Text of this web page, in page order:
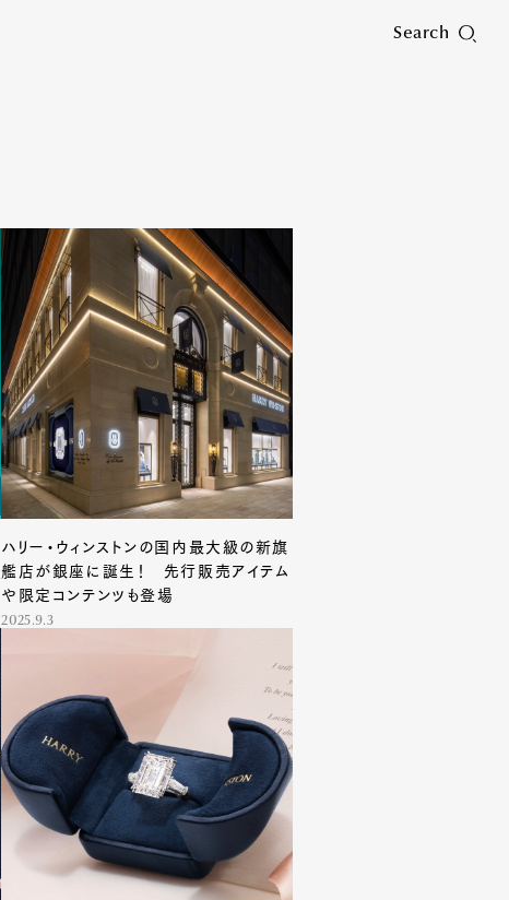
Search
ハリー・ウィンストンの国内最大級の新旗
艦店が銀座に誕生！ 先行販売アイテム
や限定コンテンツも登場
2025.9.3